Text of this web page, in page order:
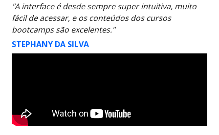
"A interface é desde sempre super intuitiva, muito
fácil de acessar, e os conteúdos dos cursos
bootcamps são excelentes."
STEPHANY DA SILVA